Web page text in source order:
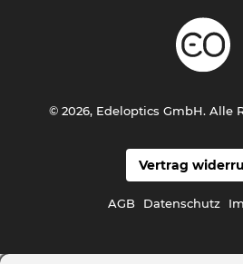
Vertrag
AGB Datenschutz
© 2026, Edeloptics GmbH. Alle